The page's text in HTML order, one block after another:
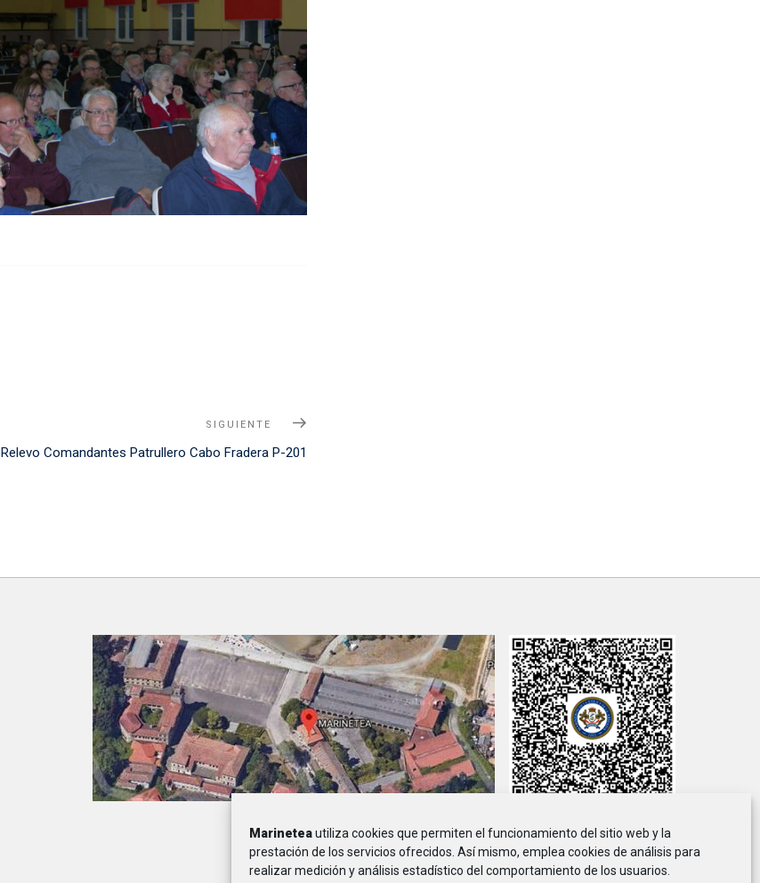
Marineteautiliza cookies que permiten el funcionamiento del sitio web y la
prestación de los servicios ofrecidos. Así mismo, emplea cookies de análisis para
realizar medición y análisis estadístico del comportamiento de los usuarios.
SIGUIENTE
Relevo Comandantes Patrullero Cabo Fradera P-201
Aviso Legal Política de Privacidad Política de Cookies